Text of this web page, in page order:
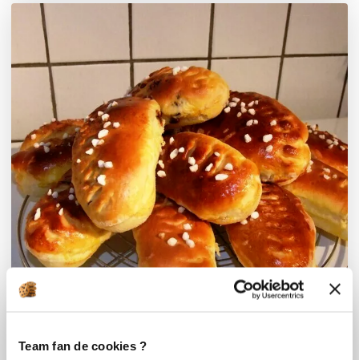
Team fan de cookies ?